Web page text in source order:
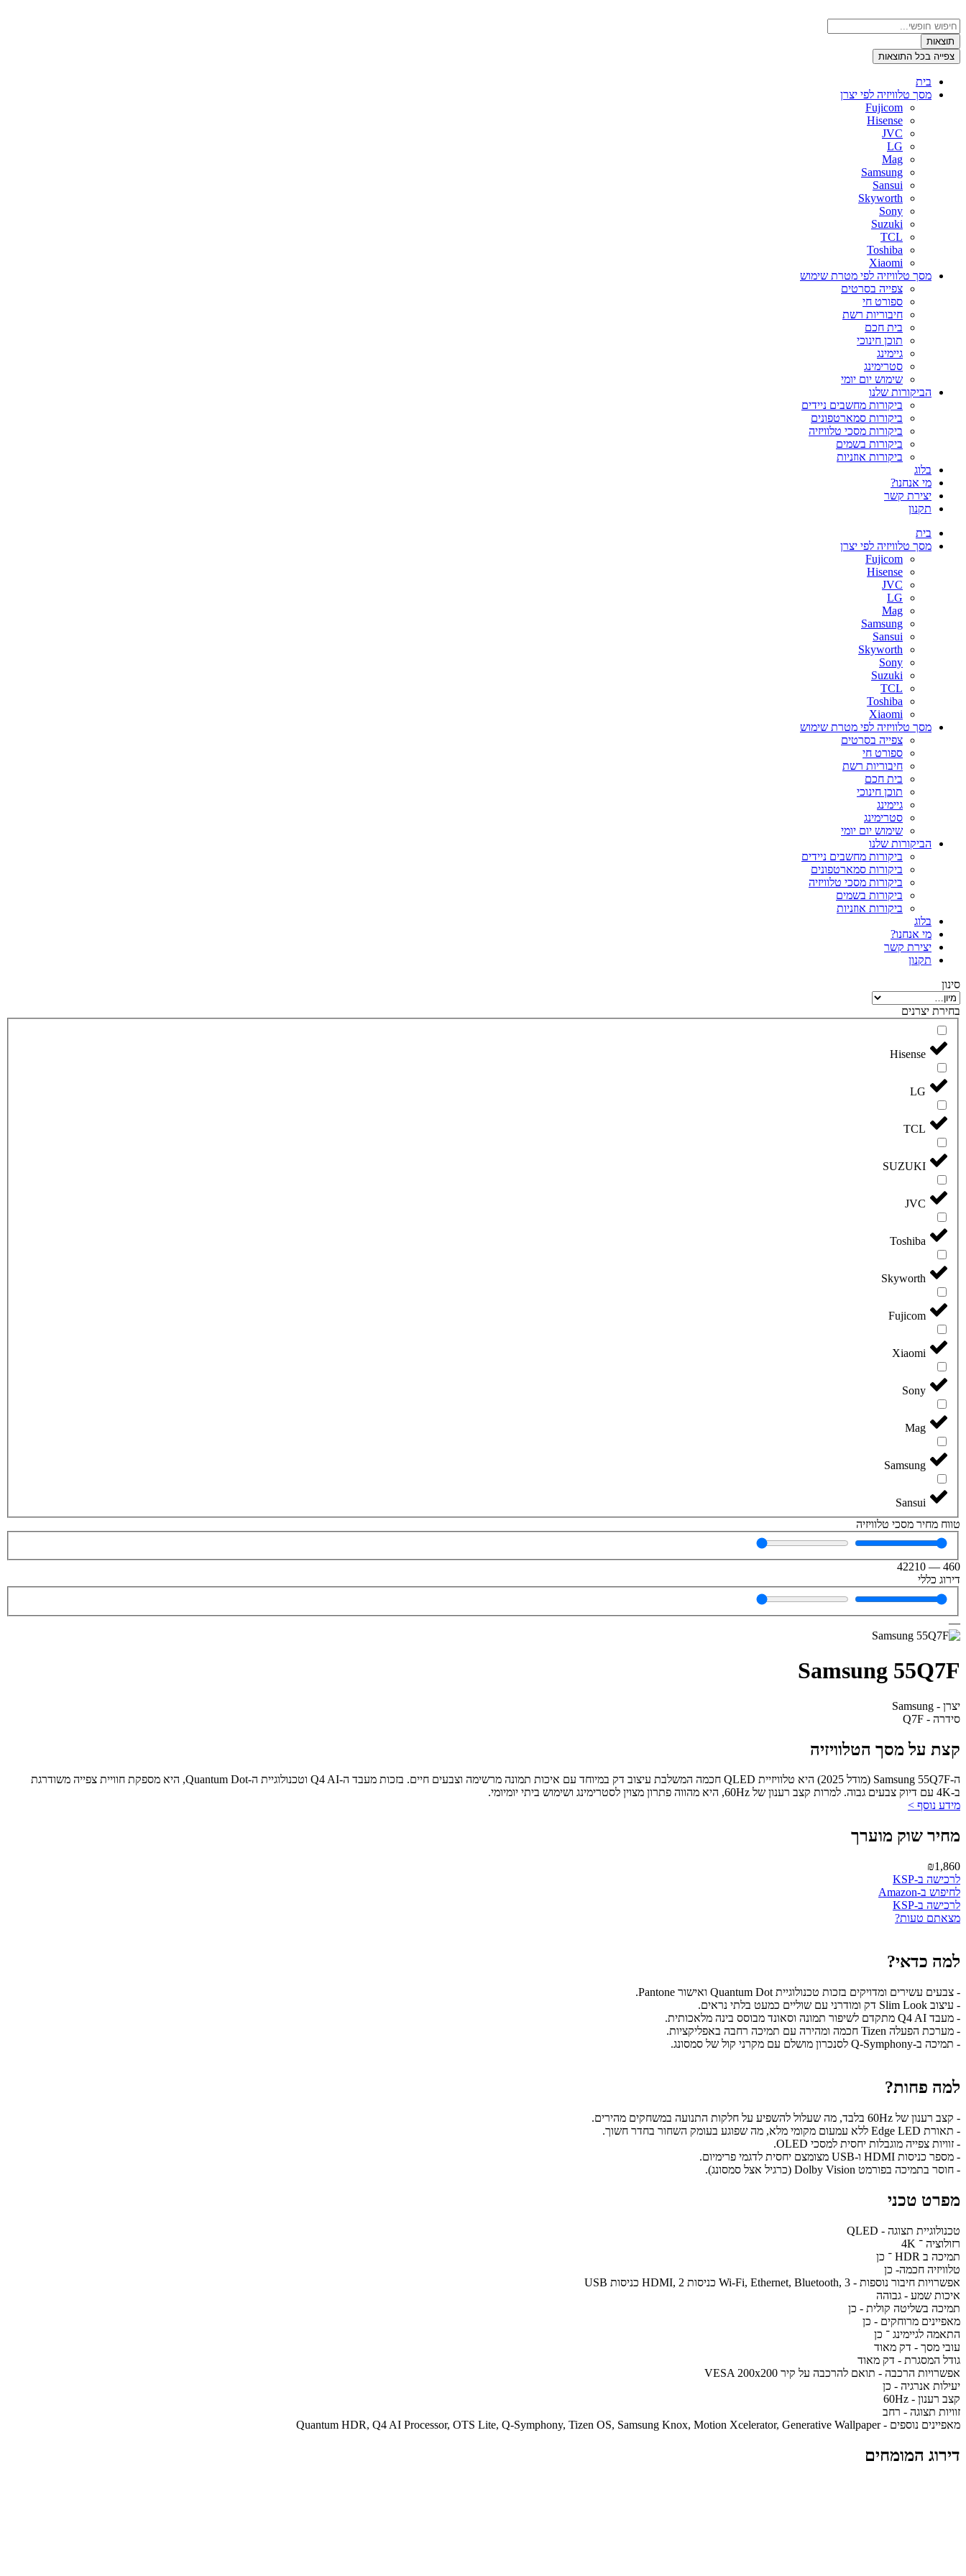
לתוכן
Search
...תוצאות
צפייה בכל התוצאות
בית
מסך טלוויזיה לפי יצרן
Fujicom
Hisense
JVC
LG
Mag
Samsung
Sansui
Skyworth
Sony
Suzuki
TCL
Toshiba
Xiaomi
מסך טלוויזיה לפי מטרת שימוש
צפייה בסרטים
ספורט חי
חיבוריות רשת
בית חכם
תוכן חינוכי
גיימינג
סטרימינג
שימוש יום יומי
הביקורות שלנו
ביקורות מחשבים ניידים
ביקורות סמארטפונים
ביקורות מסכי טלוויזיה
ביקורות בשמים
ביקורות אוזניות
בלוג
מי אנחנו?
יצירת קשר
תקנון
בית
מסך טלוויזיה לפי יצרן
Fujicom
Hisense
JVC
LG
Mag
Samsung
Sansui
Skyworth
Sony
Suzuki
TCL
Toshiba
Xiaomi
מסך טלוויזיה לפי מטרת שימוש
צפייה בסרטים
ספורט חי
חיבוריות רשת
בית חכם
תוכן חינוכי
גיימינג
סטרימינג
שימוש יום יומי
הביקורות שלנו
ביקורות מחשבים ניידים
ביקורות סמארטפונים
ביקורות מסכי טלוויזיה
ביקורות בשמים
ביקורות אוזניות
בלוג
מי אנחנו?
יצירת קשר
תקנון
סינון
בחירת יצרנים
Hisense
LG
TCL
SUZUKI
JVC
Toshiba
Skyworth
Fujicom
Xiaomi
Sony
Mag
Samsung
Sansui
טווח מחיר מסכי טלוויזיה
460
—
42210
דירוג כללי
—
Samsung 55Q7F
יצרן - Samsung
סידרה - Q7F
קצת על מסך הטלוויזיה
ה-Samsung 55Q7F (מודל 2025) היא טלוויזיית QLED חכמה המשלבת עיצוב דק במיוחד עם איכות תמונה מרשימה וצבעים חיים. בזכות מעבד ה-Q4 AI וטכנולוגיית ה-Quantum Dot, היא מספקת חוויית צפייה משודרגת
ב-4K עם דיוק צבעים גבוה. למרות קצב רענון של 60Hz, היא מהווה פתרון מצוין לסטרימינג ושימוש ביתי יומיומי.
מידע נוסף >
מחיר שוק מוערך
₪1,860
לרכישה ב-KSP
לחיפוש ב-Amazon
לרכישה ב-KSP
מצאתם טעות?
למה כדאי?
- צבעים עשירים ומדויקים בזכות טכנולוגיית Quantum Dot ואישור Pantone.
- עיצוב Slim Look דק ומודרני עם שוליים כמעט בלתי נראים.
- מעבד Q4 AI מתקדם לשיפור תמונה וסאונד מבוסס בינה מלאכותית.
- מערכת הפעלה Tizen חכמה ומהירה עם תמיכה רחבה באפליקציות.
- תמיכה ב-Q-Symphony לסנכרון מושלם עם מקרני קול של סמסונג.
למה פחות?
- קצב רענון של 60Hz בלבד, מה שעלול להשפיע על חלקות התנועה במשחקים מהירים.
- תאורת Edge LED ללא עמעום מקומי מלא, מה שפוגע בעומק השחור בחדר חשוך.
- זוויות צפייה מוגבלות יחסית למסכי OLED.
- מספר כניסות HDMI ו-USB מצומצם יחסית לדגמי פרימיום.
- חוסר בתמיכה בפורמט Dolby Vision (כרגיל אצל סמסונג).
מפרט טכני
טכנולוגיית תצוגה - QLED
רזולוציה ־ 4K
תמיכה ב HDR ־ כן
טלוויזיה חכמה- כן
אפשרויות חיבור נוספות - Wi-Fi, Ethernet, Bluetooth, 3 כניסות HDMI, 2 כניסות USB
איכות שמע - גבוהה
תמיכה בשליטה קולית - כן
מאפיינים מרוחקים - כן
התאמה לגיימינג ־ כן
עובי מסך - דק מאוד
גודל המסגרת - דק מאוד
אפשרויות הרכבה - תואם להרכבה על קיר VESA 200x200
יעילות אנרגיה - כן
קצב רענון - 60Hz
זוויות תצוגה - רחב
מאפיינים נוספים - Quantum HDR, Q4 AI Processor, OTS Lite, Q-Symphony, Tizen OS, Samsung Knox, Motion Xcelerator, Generative Wallpaper
דירוג המומחים